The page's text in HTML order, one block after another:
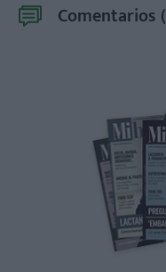
Comentarios (